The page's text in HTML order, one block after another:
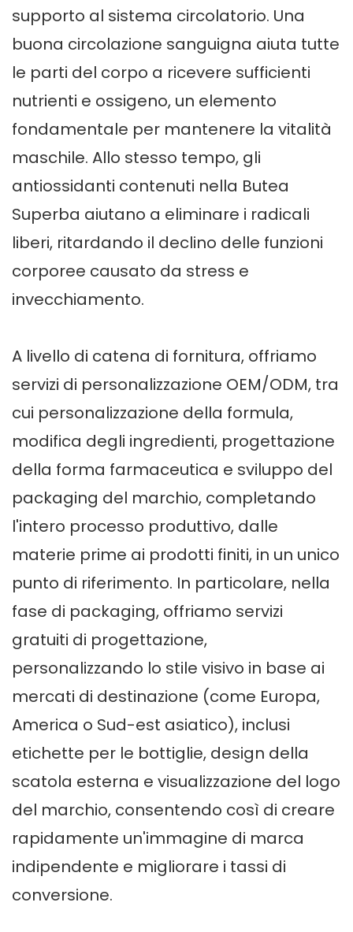
supporto al sistema circolatorio. Una
buona circolazione sanguigna aiuta tutte
le parti del corpo a ricevere sufficienti
nutrienti e ossigeno, un elemento
fondamentale per mantenere la vitalità
maschile. Allo stesso tempo, gli
antiossidanti contenuti nella Butea
Superba aiutano a eliminare i radicali
liberi, ritardando il declino delle funzioni
corporee causato da stress e
invecchiamento.
A livello di catena di fornitura, offriamo
servizi di personalizzazione OEM/ODM, tra
cui personalizzazione della formula,
modifica degli ingredienti, progettazione
della forma farmaceutica e sviluppo del
packaging del marchio, completando
l'intero processo produttivo, dalle
materie prime ai prodotti finiti, in un unico
punto di riferimento. In particolare, nella
fase di packaging, offriamo servizi
gratuiti di progettazione,
personalizzando lo stile visivo in base ai
mercati di destinazione (come Europa,
America o Sud-est asiatico), inclusi
etichette per le bottiglie, design della
scatola esterna e visualizzazione del logo
del marchio, consentendo così di creare
rapidamente un'immagine di marca
indipendente e migliorare i tassi di
conversione.